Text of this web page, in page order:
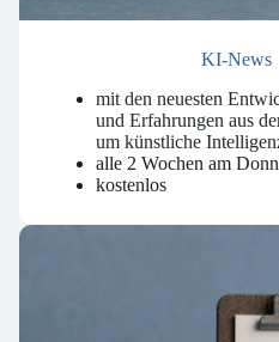
mit den neuesten
und Erfahrungen aus
um künstliche
alle 2 Wochen am